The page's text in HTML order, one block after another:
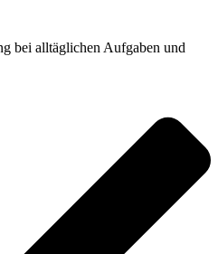
bei alltäglichen Aufgaben und